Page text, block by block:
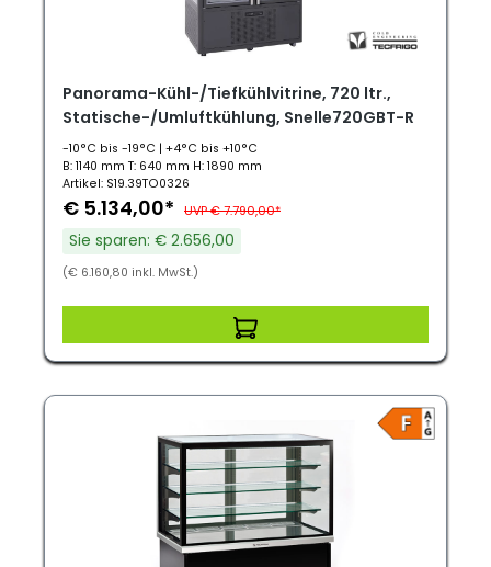
Panorama-Kühl-/Tiefkühlvitrine, 720 ltr.,
Statische-/Umluftkühlung, Snelle720GBT-R
-10°C bis -19°C | +4°C bis +10°C
B: 1140 mm T: 640 mm H: 1890 mm
Artikel: S19.39TO0326
€ 5.134,00* UVP € 7.790,00*
Sie sparen: € 2.656,00
(€ 6.160,80 inkl. MwSt.)